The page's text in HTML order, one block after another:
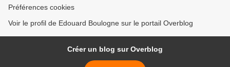
Préférences cookies
Voir le profil de Edouard Boulogne sur le portail Overblog
Créer un blog sur Overblog